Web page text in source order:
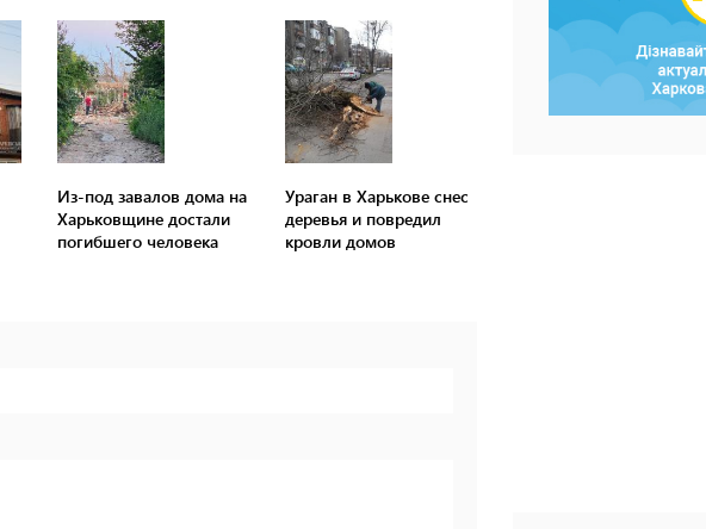
Из-под завалов дома на
Харьковщине достали
погибшего человека
Ураган в Харькове снес
деревья и повредил
кровли домов